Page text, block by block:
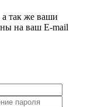
а так же ваши
на ваш E-mail